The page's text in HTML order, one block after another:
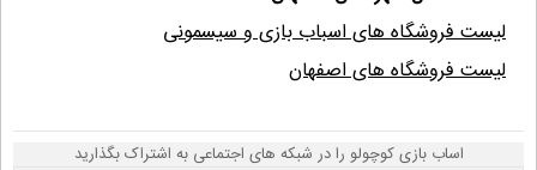
لیست فروشگاه های اسباب بازی و سیسمونی
لیست فروشگاه های اصفهان
اساب بازی کوچولو را در شبکه های اجتماعی به اشتراک بگذارید